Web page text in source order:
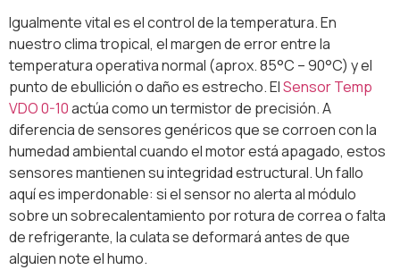
Igualmente vital es el control de la temperatura. En
nuestro clima tropical, el margen de error entre la
temperatura operativa normal (aprox. 85°C – 90°C) y el
punto de ebullición o daño es estrecho. ElSensor Temp
VDO 0-10actúa como un termistor de precisión. A
diferencia de sensores genéricos que se corroen con la
humedad ambiental cuando el motor está apagado, estos
sensores mantienen su integridad estructural. Un fallo
aquí es imperdonable: si el sensor no alerta al módulo
sobre un sobrecalentamiento por rotura de correa o falta
de refrigerante, la culata se deformará antes de que
alguien note el humo.